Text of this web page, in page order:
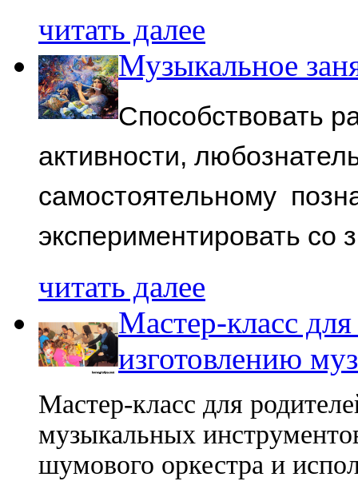
читать далее
Музыкальное
Способствовать
активности,
самостоятельному
экспериментировать со
читать далее
Мастер-класс
изготовлению
Мастер-класс для
музыкальных
шумового оркестра и